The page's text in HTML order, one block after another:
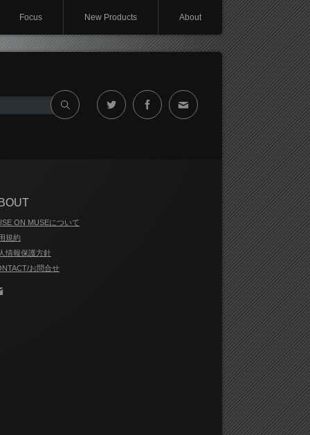
Focus New Products About
Twitter Facebook Contact
ON MUSEについて
規約
情報保護方針
お問合せ